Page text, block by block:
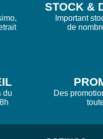
STOCK &
Important
de
du
Des